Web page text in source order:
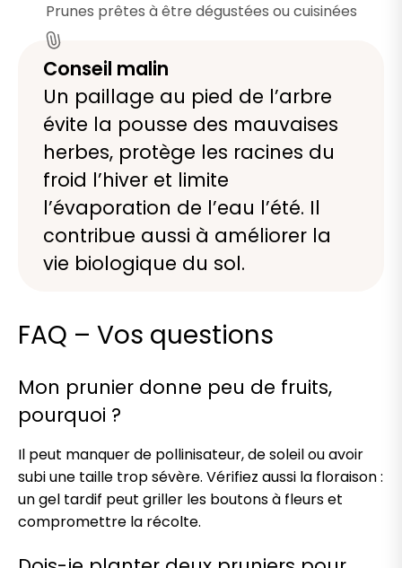
Prunes prêtes à être dégustées ou cuisinées
Conseil malin
Un paillage au pied de l’arbre
évite la pousse des mauvaises
herbes, protège les racines du
froid l’hiver et limite
l’évaporation de l’eau l’été. Il
contribue aussi à améliorer la
vie biologique du sol.
FAQ – Vos questions
Mon prunier donne peu de fruits,
pourquoi ?
Il peut manquer de pollinisateur, de soleil ou avoir
subi une taille trop sévère. Vérifiez aussi la floraison :
un gel tardif peut griller les boutons à fleurs et
compromettre la récolte.